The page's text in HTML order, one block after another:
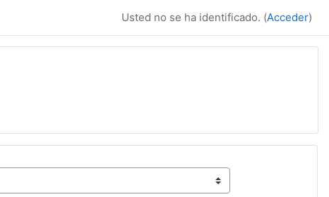
Usted no se ha identificado. (Acceder)